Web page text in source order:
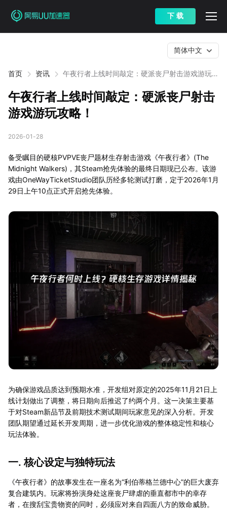
下 载
首页 资讯
午夜行者上线时间敲定：硬派丧尸射击游戏游玩攻
简体中文
午夜行者上线时间敲定：硬派丧尸射击
游戏游玩攻略！
2026-01-28
备受瞩目的硬核PVPVE丧尸题材生存射击游戏《午夜行者》(The
Midnight Walkers)，其Steam抢先体验的最终日期现已公布。该游
戏由OneWayTicketStudio团队历经多轮测试打磨，定于2026年1月
29日上午10点正式开启抢先体验。
为确保游戏品质达到预期水准，开发组对原定的2025年11月21日上
线计划做出了调整，将日期向后推迟了约两个月。这一决策主要基
于对Steam新品节及前期技术测试期间玩家意见的深入分析。开发
团队期望通过延长开发周期，进一步优化游戏的整体稳定性和核心
玩法体验。
一. 核心设定与独特玩法
《午夜行者》的故事发生在一座名为“利伯蒂格兰德中心”的巨大废弃
复合建筑内。玩家将扮演身处这座丧尸肆虐的垂直都市中的幸存
者，在搜刮宝贵物资的同时，必须应对来自四面八方的致命威胁。